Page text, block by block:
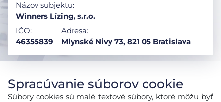
Názov subjektu:
Winners Lízing, s.r.o.
IČO:
46355839
Adresa:
Mlynské Nivy 73, 821 05 Bratislava
Spracúvanie súborov cookie
Súbory cookies sú malé textové súbory, ktoré môžu byť